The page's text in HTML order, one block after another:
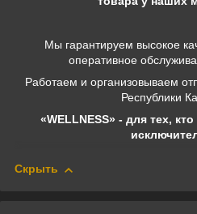
Мы гарантируем высокое
оперативное
Работаем и организовываем
Республики
«WELLNESS» - для тех,
Скрыть